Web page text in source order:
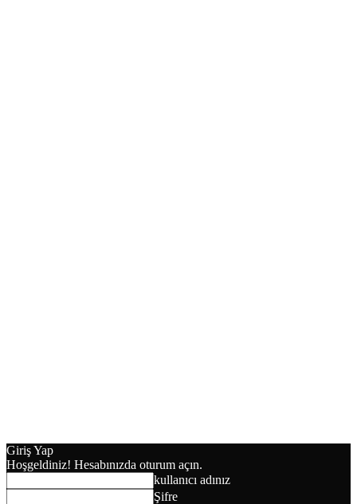
Giriş Yap
Hoşgeldiniz! Hesabınızda oturum açın.
kullanıcı adınız
Şifre